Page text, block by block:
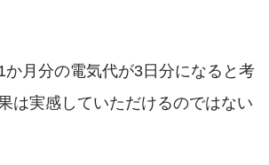
か月分の電気代が3日分になると考
は実感していただけるのではない